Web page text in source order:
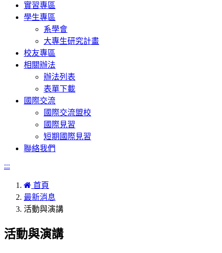
實習專區
學生專區
系學會
大專生研究計畫
校友專區
相關辦法
辦法列表
表單下載
國際交流
國際交流盟校
國際見習
短期國際見習
聯絡我們
:::
首頁
最新消息
活動與演講
活動與演講